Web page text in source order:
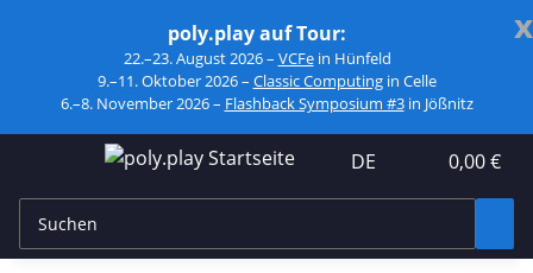
x
poly.play auf Tour:
22.–23. August 2026 – VCFein Hünfeld
9.–11. Oktober 2026 – Classic Computingin Celle
6.–8. November 2026 – Flashback Symposium #3in Jößnitz
DE 0,00 €